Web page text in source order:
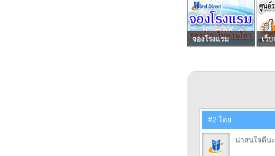
จองโรงแรม เว็บ
#2 โดย
น่าสนใจดีน